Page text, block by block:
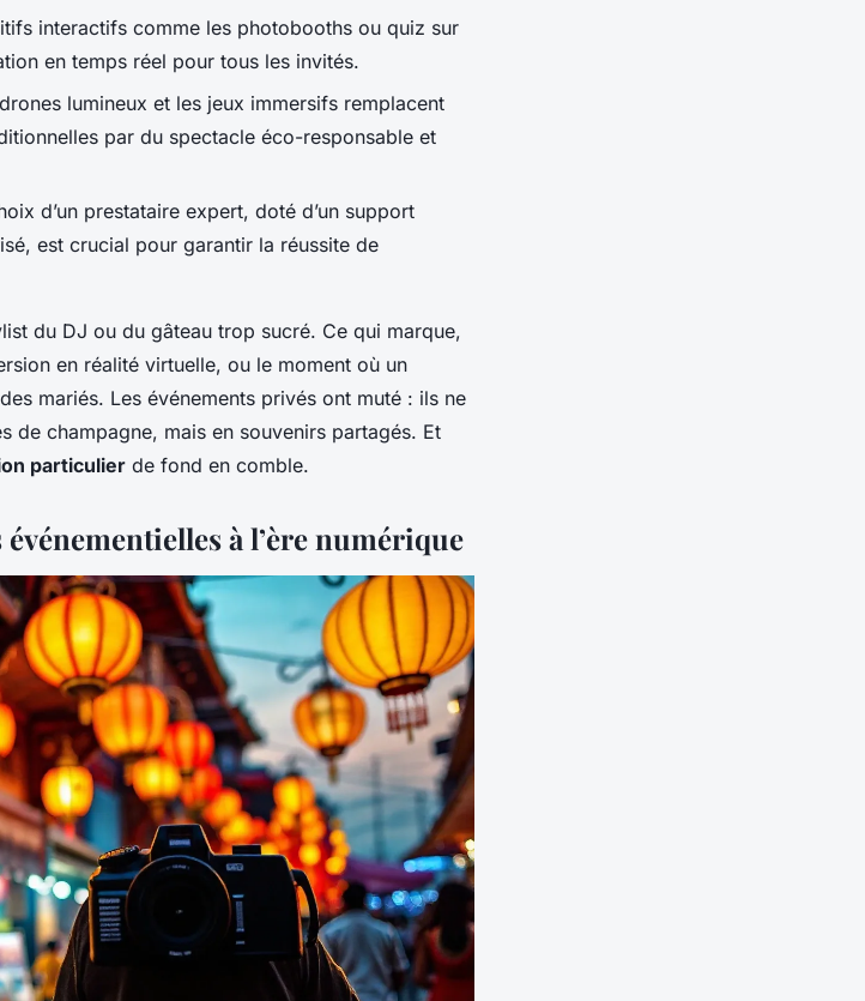
interactifs comme les photobooths ou quiz sur
en temps réel pour tous les invités.
lumineux et les jeux immersifs remplacent
par du spectacle éco-responsable et
d’un prestataire expert, doté d’un support
est crucial pour garantir la réussite de
du DJ ou du gâteau trop sucré. Ce qui marque,
en réalité virtuelle, ou le moment où un
mariés. Les événements privés ont muté : ils ne
de champagne, mais en souvenirs partagés. Et
particulier de fond en comble.
à l’ère numérique